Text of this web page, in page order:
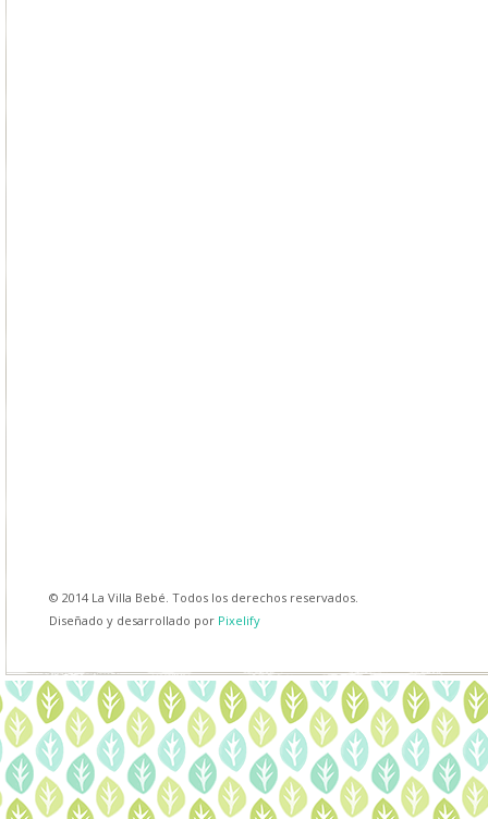
© 2014 La Villa Bebé. Todos los derechos reservados.
Diseñado y desarrollado por Pixelify